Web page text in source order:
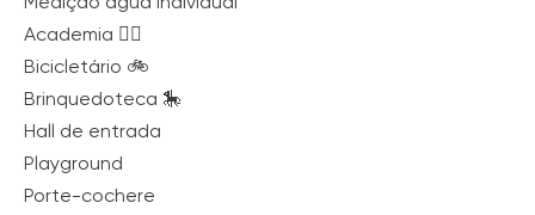
Academia 🏋️‍♀️
Bicicletário 🚲
Brinquedoteca 🎠
Hall de entrada
Playground
Porte-cochere